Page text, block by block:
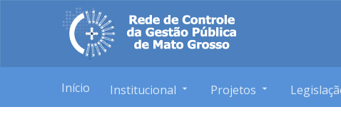
Início Institucional Projetos